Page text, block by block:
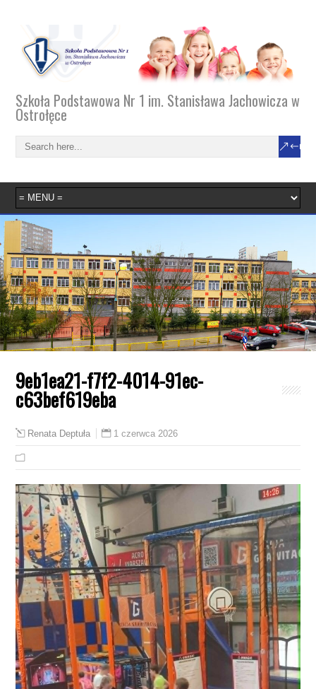
Szkoła Podstawowa Nr 1 im. Stanisława Jachowicza w
Ostrołęce
9eb1ea21-f7f2-4014-91ec-
c63bef619eba
Renata Deptuła 1 czerwca 2026